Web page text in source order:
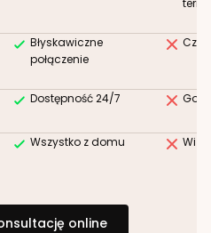
Błyskawiczne
połączenie
Dostępność 24/7
Wszystko z domu
online